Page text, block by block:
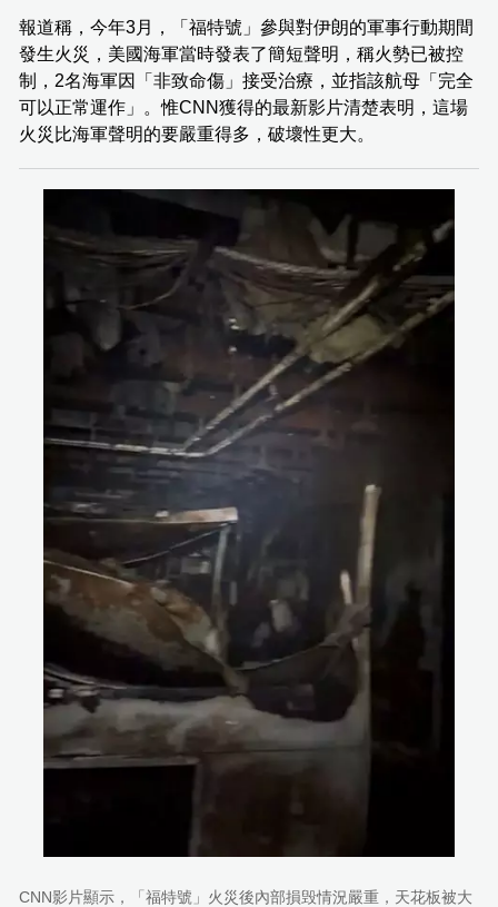
報道稱，今年3月，「福特號」參與對伊朗的軍事行動期間
發生火災，美國海軍當時發表了簡短聲明，稱火勢已被控
制，2名海軍因「非致命傷」接受治療，並指該航母「完全
可以正常運作」。惟CNN獲得的最新影片清楚表明，這場
火災比海軍聲明的要嚴重得多，破壞性更大。
CNN影片顯示，「福特號」火災後內部損毁情況嚴重，天花板被大